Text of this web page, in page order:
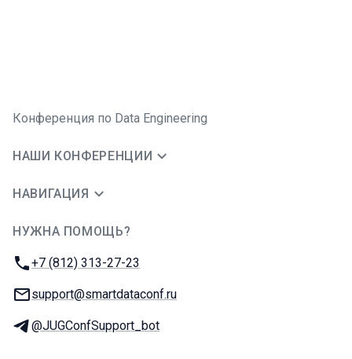
Конференция по Data Engineering
НАШИ КОНФЕРЕНЦИИ
НАВИГАЦИЯ
НУЖНА ПОМОЩЬ?
Телефон:
+7 (812) 313-27-23
E-mail:
support@smartdataconf.ru
Телеграм:
@JUGConfSupport_bot